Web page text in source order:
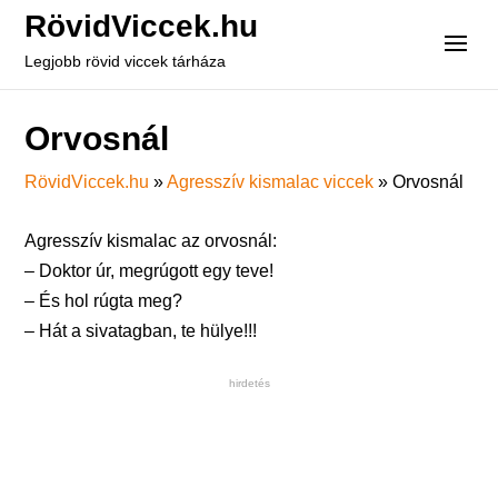
RövidViccek.hu
Legjobb rövid viccek tárháza
Orvosnál
RövidViccek.hu »Agresszív kismalac viccek »Orvosnál
Agresszív kismalac az orvosnál:
– Doktor úr, megrúgott egy teve!
– És hol rúgta meg?
– Hát a sivatagban, te hülye!!!
hirdetés